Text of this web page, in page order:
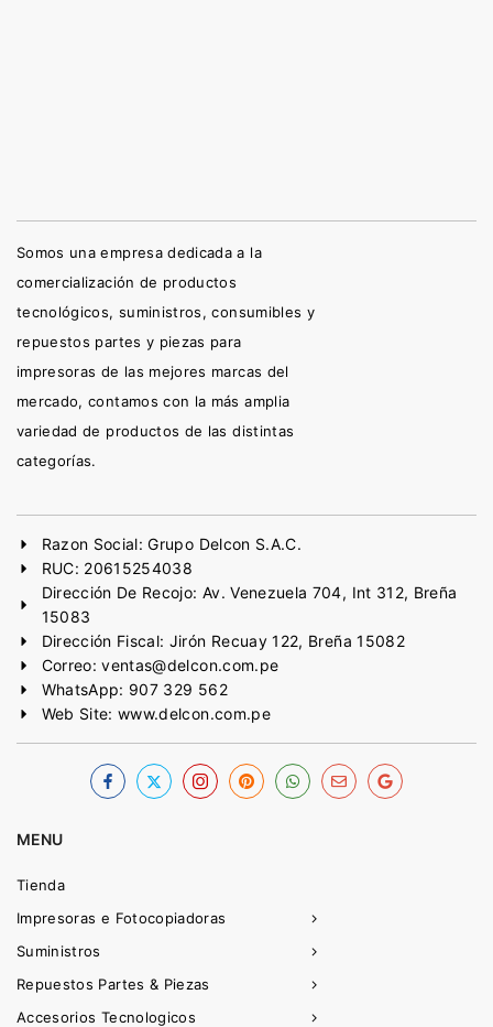
Somos una empresa dedicada a la
comercialización de productos
tecnológicos, suministros, consumibles y
repuestos partes y piezas para
impresoras de las mejores marcas del
mercado, contamos con la más amplia
variedad de productos de las distintas
categorías.
Razon Social: Grupo Delcon S.A.C.
RUC: 20615254038
Dirección De Recojo: Av. Venezuela 704, Int 312, Breña
15083
Dirección Fiscal: Jirón Recuay 122, Breña 15082
Correo: ventas@delcon.com.pe
WhatsApp: 907 329 562
Web Site: www.delcon.com.pe
MENU
Tienda
Impresoras e Fotocopiadoras
Suministros
Repuestos Partes & Piezas
Accesorios Tecnologicos